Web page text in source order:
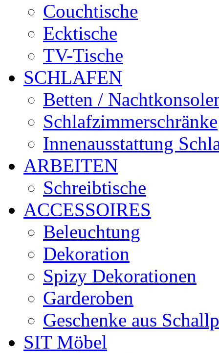
Couchtische
Ecktische
TV-Tische
SCHLAFEN
Betten /
Schlafzimmerschränke
Innenausstattung
ARBEITEN
Schreibtische
ACCESSOIRES
Beleuchtung
Dekoration
Spizy Dekorationen
Garderoben
Geschenke aus
SIT Möbel